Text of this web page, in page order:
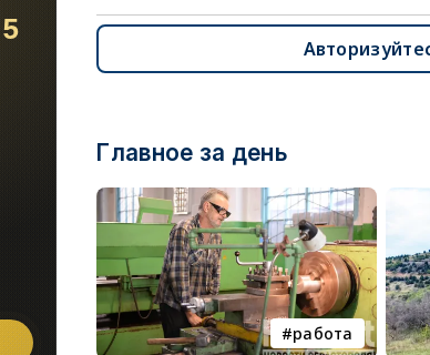
Главное за день
работа